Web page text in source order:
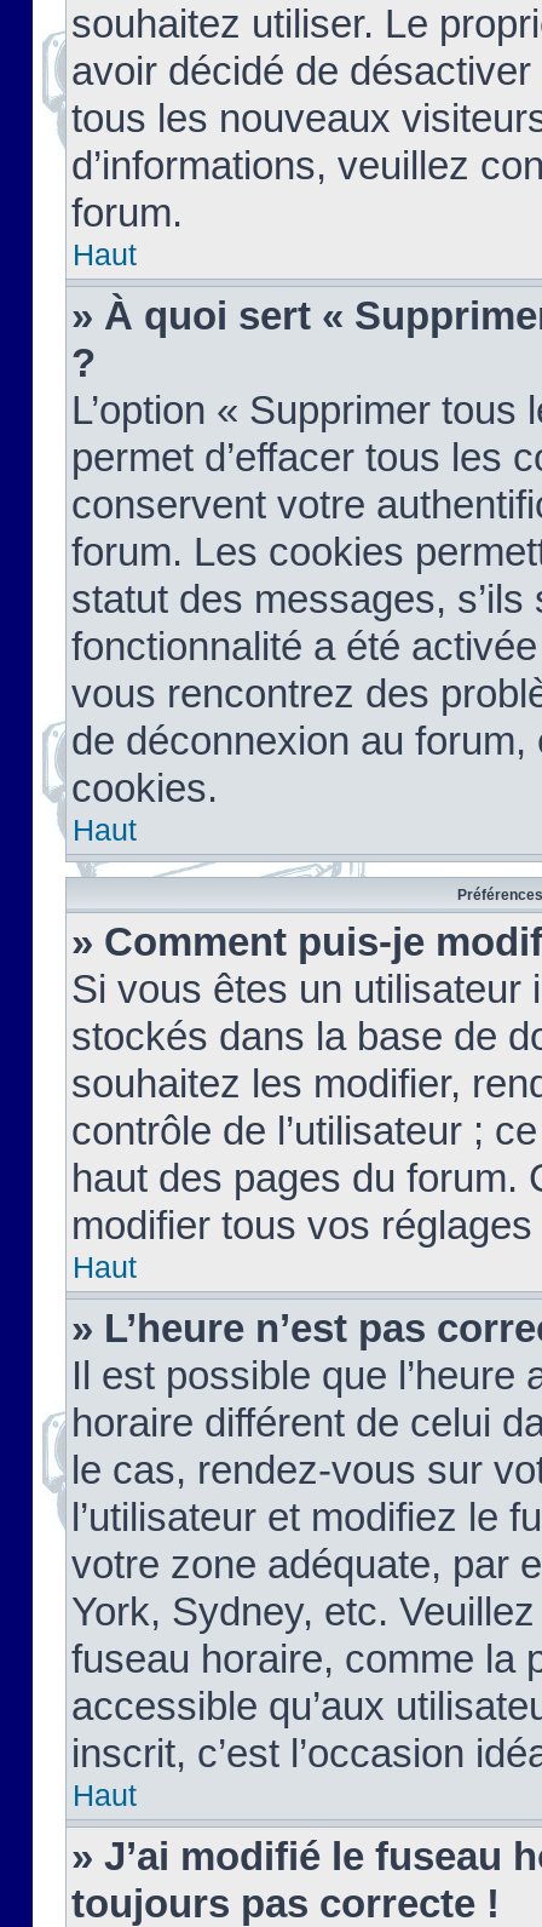
souhaitez utiliser. Le
avoir décidé de
tous les nouveaux
d’informations, veuillez
forum.
Haut
» À quoi sert «
?
L’option « Supprimer
permet d’effacer tous les
conservent votre
forum. Les cookies
statut des messages,
fonctionnalité a été
vous rencontrez des
de déconnexion au
cookies.
Haut
» Comment puis-je
Si vous êtes un
stockés dans la base de
souhaitez les modifier,
contrôle de l’utilisateur ;
haut des pages du forum.
modifier tous vos
Haut
» L’heure n’est pas
Il est possible que
horaire différent de celui
le cas, rendez-vous sur
l’utilisateur et modifiez le
votre zone adéquate, par
York, Sydney, etc.
fuseau horaire, comme la
accessible qu’aux
inscrit, c’est l’occasion
Haut
» J’ai modifié le fuseau
toujours pas correcte !